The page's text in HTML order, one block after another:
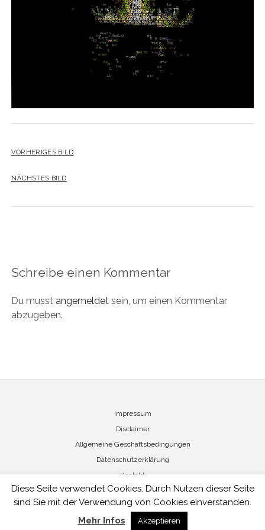
YO YO
VORHERIGES BILD
NÄCHSTES BILD
Schreibe einen Kommentar
Du musst angemeldetsein, um einen Kommentar
abzugeben.
Impressum
Disclaimer
Allgemeine Geschäftsbedingungen
Datenschutzerklärung
Kontakt
Nicole von Vietinghoff - Art Management
Diese Seite verwendet Cookies. Durch Nutzen dieser Seite
sind Sie mit der Verwendung von Cookies einverstanden.
Mehr Infos
Akzeptieren